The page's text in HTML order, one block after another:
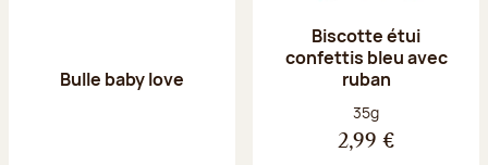
Bulle baby love
Biscotte étui
confettis bleu avec
ruban
Poids net :
35g
2,99 €